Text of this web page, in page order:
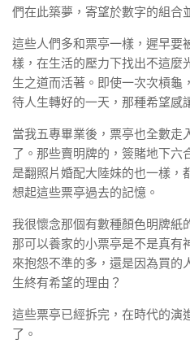
們在此築夢，寄望於數字的組合
這些人們多和票亭一樣，遲早要
樣，在生活的壓力下找出不這麼
生之道而活著。即使一次次槓龜
待人生轉好的一天，那種希望感
當我五專畢業後，票亭也全數走
了。那些賣明牌的，簽賭地下六
是翻照片婚配大陸妹的也一樣，
想起這些票亭過去的記憶。
我很懷念那個有數種顏色明牌紙
那可以養家的小票亭是不是真有
來抱怨不準的多，還是因為買的
生終有希望的理由？
這些票亭已經拆完，在時代的演
了。